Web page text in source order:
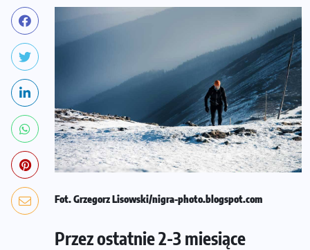
Fot. Grzegorz Lisowski/nigra-photo.blogspot.com
Przez ostatnie 2-3 miesiące